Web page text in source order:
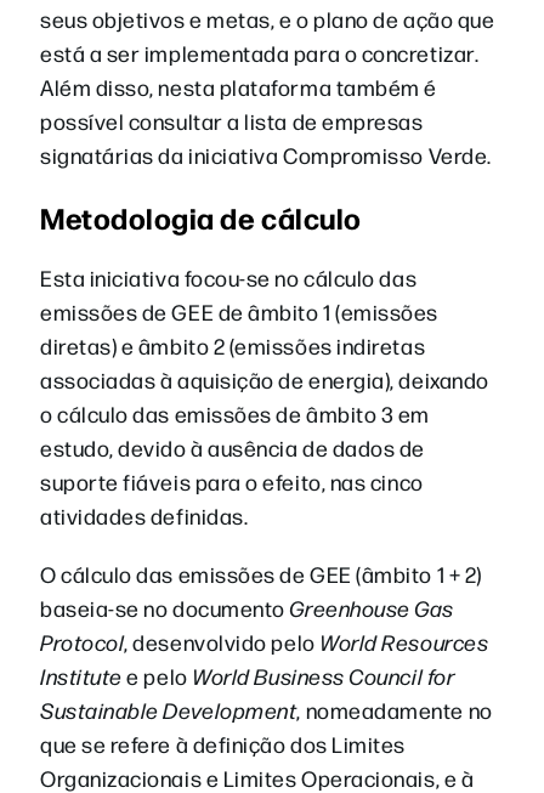
seus objetivos e metas, e o plano de ação que
está a ser implementada para o concretizar.
Além disso, nesta plataforma também é
possível consultar a lista de empresas
signatárias da iniciativa Compromisso Verde.
Metodologia de cálculo
Esta iniciativa focou-se no cálculo das
emissões de GEE de âmbito 1 (emissões
diretas) e âmbito 2 (emissões indiretas
associadas à aquisição de energia), deixando
o cálculo das emissões de âmbito 3 em
estudo, devido à ausência de dados de
suporte fiáveis para o efeito, nas cinco
atividades definidas.
O cálculo das emissões de GEE (âmbito 1 + 2)
baseia-se no documentoGreenhouse Gas
Protocol, desenvolvido pelo World Resources
Institutee pelo World Business Council for
Sustainable Development, nomeadamente no
que se refere à definição dos Limites
Organizacionais e Limites Operacionais, e à